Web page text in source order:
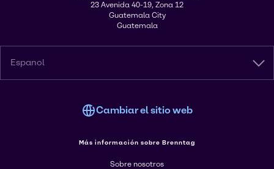
23 Avenida 40-19, Zona 12
Guatemala City
Guatemala
Espanol
Cambiar el sitio web
Más información sobre Brenntag
Sobre nosotros